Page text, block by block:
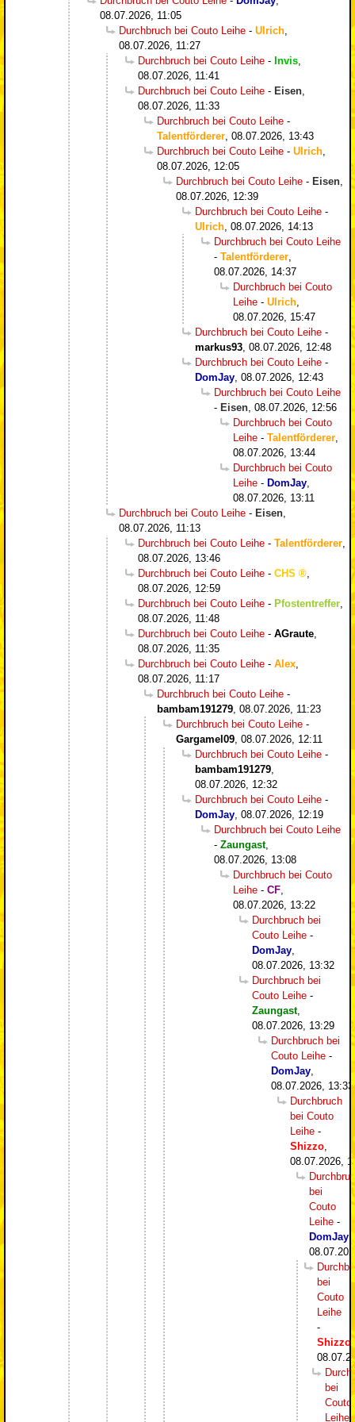
08.07.2026, 11:05
Durchbruch bei Couto Leihe - Ulrich
08.07.2026, 11:27
Durchbruch bei Couto Leihe - Invis
08.07.2026, 11:41
Durchbruch bei Couto Leihe - Eisen
08.07.2026, 11:33
Durchbruch bei Couto Leihe -
Talentförderer 08.07.2026, 13:43
Durchbruch bei Couto Leihe - Ulrich
08.07.2026, 12:05
Durchbruch bei Couto Leihe - Eisen
08.07.2026, 12:39
Durchbruch bei Couto Leihe -
Ulrich 08.07.2026, 14:13
Durchbruch bei Couto Leihe
- Talentförderer
08.07.2026, 14:37
Durchbruch bei Couto
Leihe - Ulrich
08.07.2026, 15:47
Durchbruch bei Couto Leihe -
markus93 08.07.2026, 12:48
Durchbruch bei Couto Leihe -
DomJay 08.07.2026, 12:43
Durchbruch bei Couto Leihe
- Eisen 08.07.2026, 12:56
Durchbruch bei Couto
Leihe - Talentförderer
08.07.2026, 13:44
Durchbruch bei Couto
Leihe - DomJay
08.07.2026, 13:11
Durchbruch bei Couto Leihe - Eisen
08.07.2026, 11:13
Durchbruch bei Couto Leihe - Talentförderer
08.07.2026, 13:46
Durchbruch bei Couto Leihe - CHS
08.07.2026, 12:59
Durchbruch bei Couto Leihe - Pfostentreffer
08.07.2026, 11:48
Durchbruch bei Couto Leihe - AGraute
08.07.2026, 11:35
Durchbruch bei Couto Leihe - Alex
08.07.2026, 11:17
Durchbruch bei Couto Leihe -
bambam191279 08.07.2026, 11:23
Durchbruch bei Couto Leihe -
Gargamel09 08.07.2026, 12:11
Durchbruch bei Couto Leihe -
bambam191279
08.07.2026, 12:32
Durchbruch bei Couto Leihe -
DomJay 08.07.2026, 12:19
Durchbruch bei Couto Leihe
- Zaungast,
08.07.2026, 13:08
Durchbruch bei Couto
Leihe - CF
08.07.2026, 13:22
Durchbruch bei
Couto Leihe -
DomJay
08.07.2026, 13:32
Durchbruch bei
Couto Leihe -
Zaungast,
08.07.2026, 13:29
Durchbruch bei
Couto Leihe -
DomJay
08.07.2026, 13:33
Durchbruch
bei Couto
Leihe -
Shizzo
08.07.2026,
bei
Couto
Leihe -
DomJay
bei
Couto
Leihe
-
Shizzo
bei
Couto
Leihe